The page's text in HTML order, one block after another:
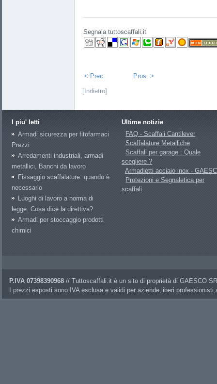
Segnala tuttoscaffali.it
< Prec. Pros. >
[Indietro]
I piu' letti
Armadi sicurezza per fitofarmaci
Prezzi
Arredamenti industriali, armadi
metallici, Banchi da lavoro
Fissaggio scaffalature: quando è
necessario
Luoghi di lavoro a norma di
legge. Cosa dice la direttiva?
Armadi per stoccaggio prodotti
chimici
Ultime notizie
FAQ - Scaffali Cantilever
Scaffalature Metalliche
Scaffali per garage : Quale
scegliere ?
Armadietti acciaio inox -
Protezioni e Segnaletica per
scaffali
P.IVA 07398390968 // Tuttoscaffali.it è un sito di proprietà di GAESCO
I prezzi esposti sono IVA esclusa e validi per aziende,liberi